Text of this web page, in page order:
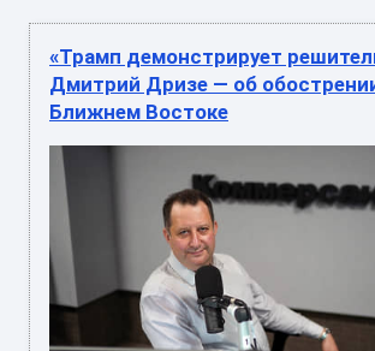
«Трамп демонстрирует
Дмитрий Дризе — об
Ближнем Востоке